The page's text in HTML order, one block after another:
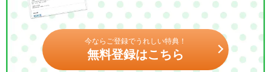
今ならご登録でうれしい特典！
無料登録はこちら